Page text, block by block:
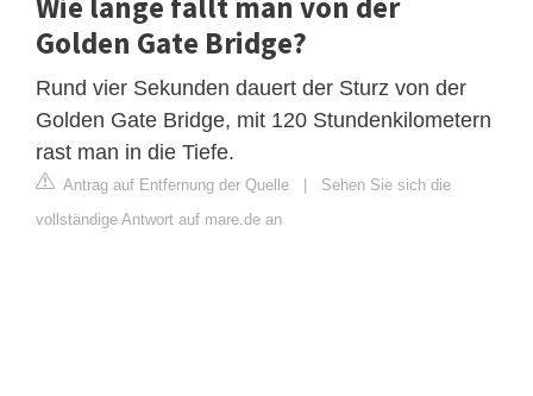
Golden Gate Bridge?
Rund vier Sekunden dauert der Sturz von der
Golden Gate Bridge, mit 120 Stundenkilometern
rast man in die Tiefe.
Antrag auf Entfernung der Quelle | Sehen Sie sich die
vollständige Antwort auf mare.de an